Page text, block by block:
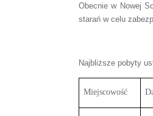
Obecnie w Nowej
starań w celu
Najbliższe pobyty
Miejscowość